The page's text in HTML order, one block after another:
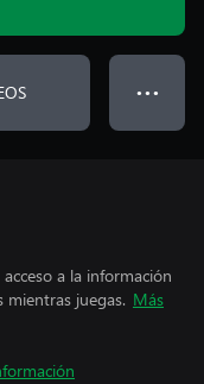
● ● ●
a la información
mientras juegas. Más